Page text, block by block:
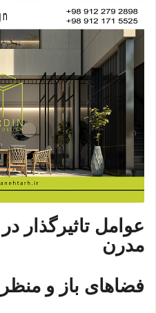
عوامل تاثیرگذار
مدرن
فضاهای باز و